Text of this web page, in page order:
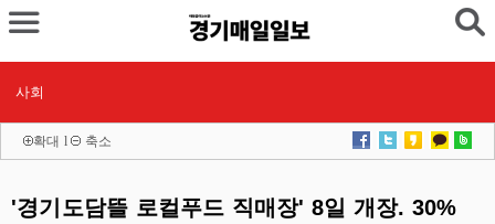
사회
확대 l 축소
'경기도담뜰 로컬푸드 직매장' 8일 개장. 30%